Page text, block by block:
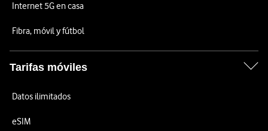
Internet 5G en casa
Fibra, móvil y fútbol
Tarifas móviles
Datos ilimitados
eSIM